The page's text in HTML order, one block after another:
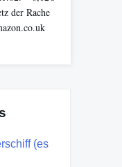
der Rache
(es